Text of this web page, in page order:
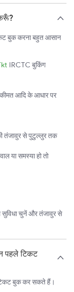
बुक करना बहुत आसान
IRCTC बुकिंग
आदि के आधार पर
तंजावुर से पुटुल्लुर तक
या समस्या हो तो
चुनें और तंजावुर से
पहले टिकट
बुक कर सकते हैं।